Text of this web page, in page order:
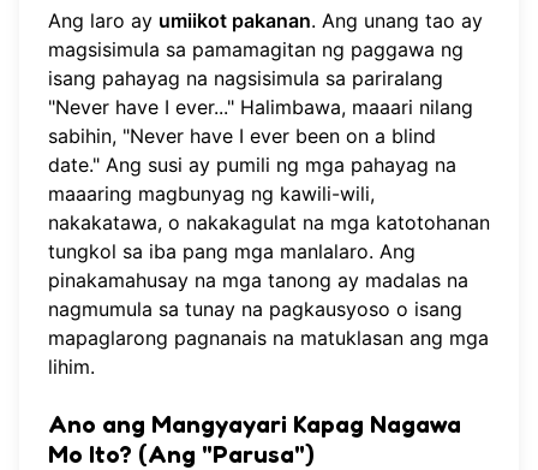
Ang laro ay umiikot pakanan. Ang unang tao ay
magsisimula sa pamamagitan ng paggawa ng
isang pahayag na nagsisimula sa pariralang
"Never have I ever..." Halimbawa, maaari nilang
sabihin, "Never have I ever been on a blind
date." Ang susi ay pumili ng mga pahayag na
maaaring magbunyag ng kawili-wili,
nakakatawa, o nakakagulat na mga katotohanan
tungkol sa iba pang mga manlalaro. Ang
pinakamahusay na mga tanong ay madalas na
nagmumula sa tunay na pagkausyoso o isang
mapaglarong pagnanais na matuklasan ang mga
lihim.
Ano ang Mangyayari Kapag Nagawa
Mo Ito? (Ang "Parusa")